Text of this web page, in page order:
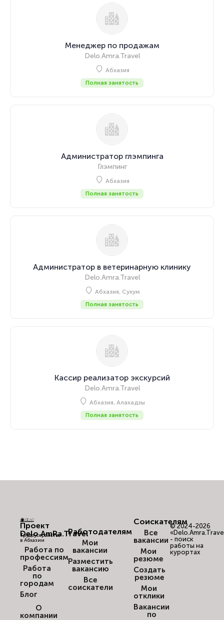
Менеджер по продажам
Delo.Amra.Travel
Абхазия
Полная занятость
Администратор глэмпинга
Глэмпинг
Абхазия
Полная занятость
Администратор в ветеринарную клинику
Delo.Amra.Travel
Абхазия, Сухум
Полная занятость
Кассир реализатор экскурсий
Delo.Amra.Travel
Абхазия, Алахадзы
Полная занятость
Проект
Delo.AmRa.Travel
Трудоустройство
в Абхазии
Работа по
профессиям
Работа
по
городам
Блог
О
компании
Работодателям
Мои
вакансии
Разместить
вакансию
Все
соискатели
Соискателям
Все
вакансии
Мои
резюме
Создать
резюме
Мои
отклики
Вакансии
по
© 2024-2026
- поиск
работы на
курортах